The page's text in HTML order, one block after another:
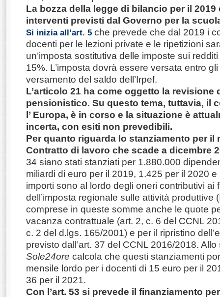
La bozza della legge di bilancio per il
interventi previsti dal Governo per la
Si inizia all’art. 5 che prevede che dal 2019 i
docenti per le lezioni private e le ripetizioni
un’imposta sostitutiva delle imposte sui
15%. L’imposta dovrà essere versata entro
versamento del saldo dell’Irpef.
L’articolo 21 ha come oggetto la revisione
pensionistico. Su questo tema, tuttavia, il
l’ Europa, è in corso e la situazione è
incerta, con esiti non prevedibili.
Per quanto riguarda lo stanziamento per il
Contratto di lavoro che scade a dicembre
34 siano stati stanziati per 1.880.000
miliardi di euro per il 2019, 1.425 per il 2020
importi sono al lordo degli oneri contributivi ai
dell’imposta regionale sulle attività produttive
comprese in queste somme anche le quote
vacanza contrattuale (art. 2, c. 6 del CCNL
c. 2 del d.lgs. 165/2001) e per il ripristino
previsto dall’art. 37 del CCNL 2016/2018.
Sole24ore calcola che questi stanziamenti
mensile lordo per i docenti di 15 euro per il
36 per il 2021.
Con l’art. 53 si prevede il finanziamento